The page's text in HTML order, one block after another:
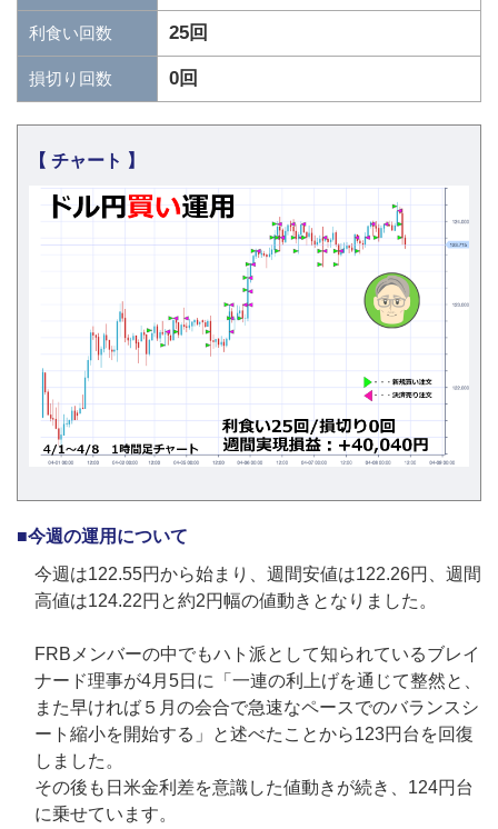
利食い回数 25回
損切り回数 0回
■今週の運用について
今週は122.55円から始まり、週間安値は122.26円、週間
高値は124.22円と約2円幅の値動きとなりました。
FRBメンバーの中でもハト派として知られているブレイ
ナード理事が4月5日に「一連の利上げを通じて整然と、
また早ければ５月の会合で急速なペースでのバランスシ
ート縮小を開始する」と述べたことから123円台を回復
しました。
その後も日米金利差を意識した値動きが続き、124円台
に乗せています。
【 チャート 】